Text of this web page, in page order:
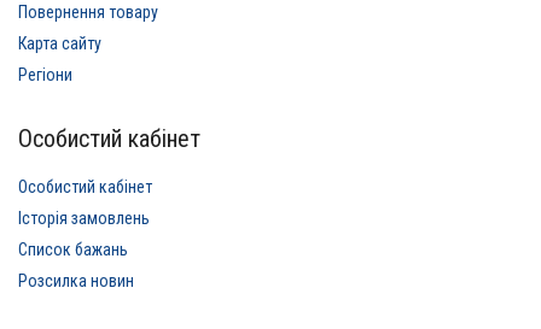
Повернення товару
Карта сайту
Регіони
Особистий кабінет
Особистий кабінет
Історія замовлень
Список бажань
Розсилка новин